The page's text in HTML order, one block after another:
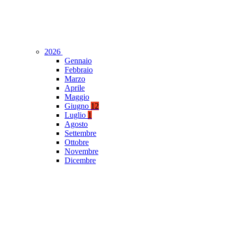
2026
Gennaio
Febbraio
Marzo
Aprile
Maggio
Giugno 12
Luglio 1
Agosto
Settembre
Ottobre
Novembre
Dicembre